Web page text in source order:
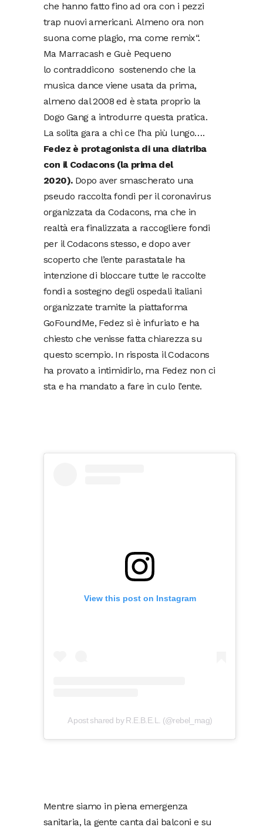
che hanno fatto fino ad ora con i pezzi
trap nuovi americani. Almeno ora non
suona come plagio, ma come remix“.
Ma Marracash e Guè Pequeno
lo contraddicono sostenendo che la
musica dance viene usata da prima,
almeno dal 2008 ed è stata proprio la
Dogo Gang a introdurre questa pratica.
La solita gara a chi ce l’ha più lungo….
Fedez è protagonista di una diatriba
con il Codacons (la prima del
2020).Dopo aver smascherato una
pseudo raccolta fondi per il coronavirus
organizzata da Codacons, ma che in
realtà era finalizzata a raccogliere fondi
per il Codacons stesso, e dopo aver
scoperto che l’ente parastatale ha
intenzione di bloccare tutte le raccolte
fondi a sostegno degli ospedali italiani
organizzate tramite la piattaforma
GoFoundMe, Fedez si è infuriato e ha
chiesto che venisse fatta chiarezza su
questo scempio. In risposta il Codacons
ha provato a intimidirlo, ma Fedez non ci
sta e ha mandato a fare in culo l’ente.
View this post on Instagram
A post shared by R.E.B.E.L. (@rebel_mag)
Mentre siamo in piena emergenza
sanitaria, la gente canta dai balconi e su